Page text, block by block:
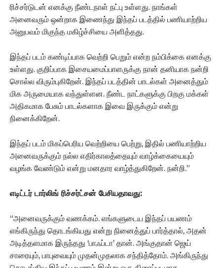
ரிச்சர்டுடன் எனக்கு நீண்டநாள் நட்பு உள்ளது. நாங்கள்
அனைவரும் ஒன்றாக இணைந்து இந்தப் படத்தில் பணியாற்றிய
அனுபவம் மிகுந்த மகிழ்ச்சியை அளித்தது.
இந்தப் படம் கண்டிப்பாக வெற்றி பெறும் என்ற நம்பிக்கை எனக்கு
உள்ளது. குறிப்பாக இசையமைப்பாளருக்கு நான் தனியாக நன்றி
சொல்ல விரும்புகிறேன். இந்தப் படத்தின் பாடல்கள் அனைத்தும்
மிக அருமையாக வந்துள்ளன. நீண்ட நாட்களுக்கு பிறகு மக்கள்
அதிகமாக பேசும் பாடல்களாக இவை இருக்கும் என்று
நினைக்கிறேன்.
இந்தப் படம் மிகப்பெரிய வெற்றியை பெற்று, இதில் பணியாற்றிய
அனைவருக்கும் நல்ல எதிர்காலத்தையும் வாழ்க்கையையும்
வழங்க வேண்டும் என்று மனதார வாழ்த்துகிறேன். நன்றி.”
எடிட்டர் டார்லிங் ரிச்சர்ட்சன் பேசியதாவது:
“அனைவருக்கும் வணக்கம். எங்களுடைய இந்தப் பயணம்
எங்கிருந்து தொடங்கியது என்று நினைத்துப் பார்த்தால், அதன்
அடித்தளமாக இருந்தது ‘பாஃப்டா’ தான். அங்குதான் ஜெய்
சாரையும், பாபுவையும் முதன்முதலாக சந்தித்தோம். அங்கிருந்து